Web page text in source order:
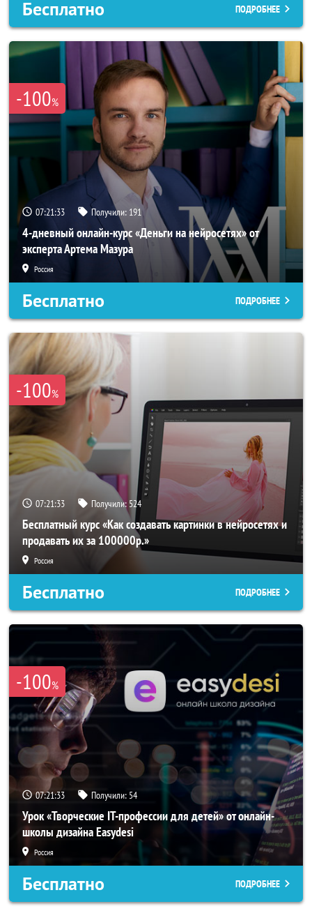
Бесплатно ПОДРОБНЕЕ
-100%
07:21:32 Получили: 191
4-дневный онлайн-курс «Деньги на нейросетях» от
эксперта Артема Мазура
Россия
Бесплатно ПОДРОБНЕЕ
-100%
07:21:32 Получили: 524
Бесплатный курс «Как создавать картинки в нейросетях и
продавать их за 100000р.»
Россия
Бесплатно ПОДРОБНЕЕ
-100%
07:21:32 Получили: 54
Урок «Творческие IT-профессии для детей» от онлайн-
школы дизайна Easydesi
Россия
Бесплатно ПОДРОБНЕЕ